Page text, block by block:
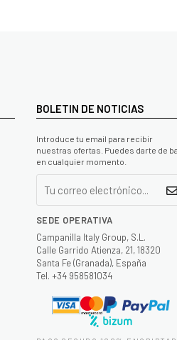
BOLETIN DE NOTICIAS
Introduce tu email para recibir
nuestras ofertas. Puedes darte de
en cualquier momento.
SEDE OPERATIVA
Campanilla Italy Group, S.L.
Calle Garrido Atienza, 21, 18320
Santa Fe (Granada), España
Tel. +34 958581034